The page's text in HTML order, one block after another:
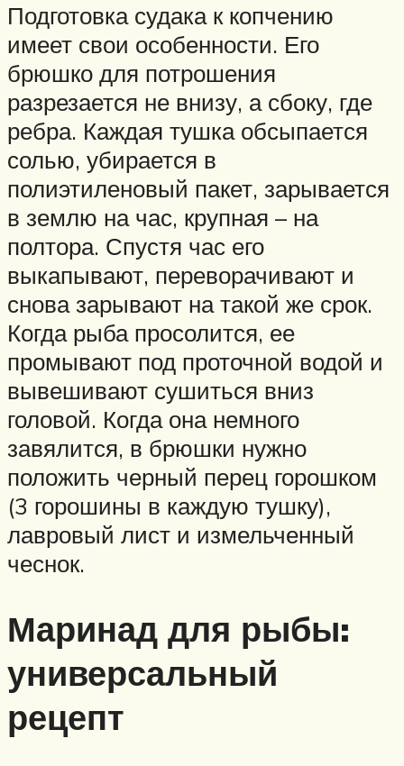
Подготовка судака к копчению
имеет свои особенности. Его
брюшко для потрошения
разрезается не внизу, а сбоку, где
ребра. Каждая тушка обсыпается
солью, убирается в
полиэтиленовый пакет, зарывается
в землю на час, крупная – на
полтора. Спустя час его
выкапывают, переворачивают и
снова зарывают на такой же срок.
Когда рыба просолится, ее
промывают под проточной водой и
вывешивают сушиться вниз
головой. Когда она немного
завялится, в брюшки нужно
положить черный перец горошком
(3 горошины в каждую тушку),
лавровый лист и измельченный
чеснок.
Маринад для рыбы:
универсальный
рецепт